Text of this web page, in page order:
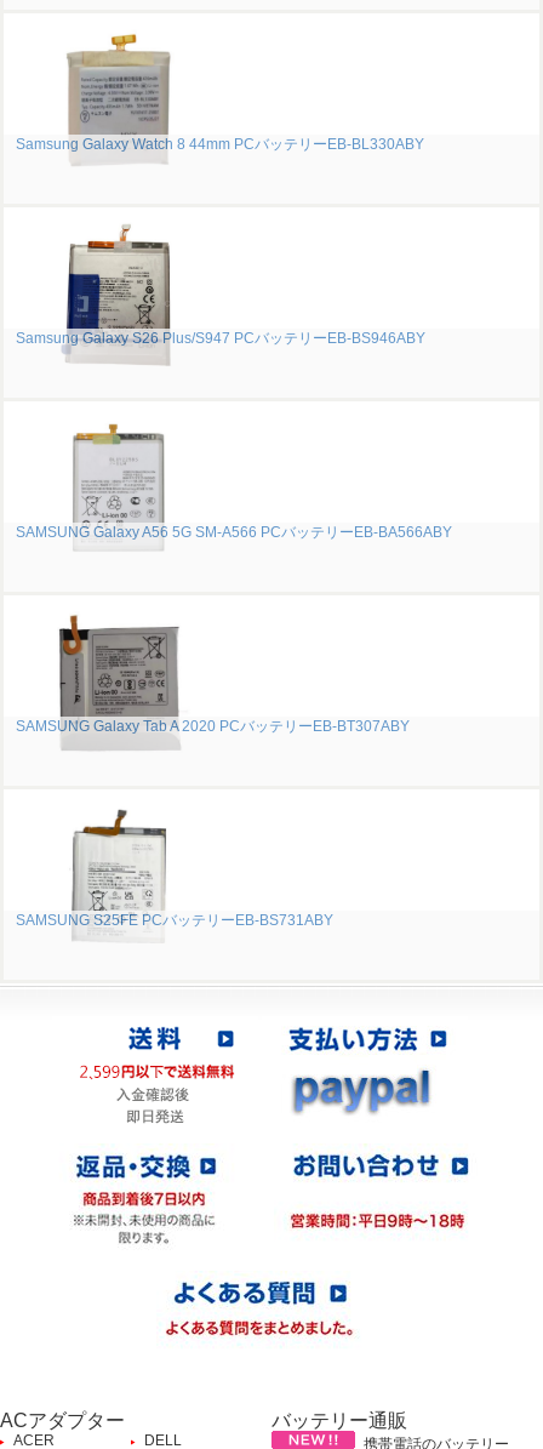
Samsung Galaxy Watch 8 44mm PCバッテリーEB-BL330ABY
Samsung Galaxy S26 Plus/S947 PCバッテリーEB-BS946ABY
SAMSUNG Galaxy A56 5G SM-A566 PCバッテリーEB-BA566ABY
SAMSUNG Galaxy Tab A 2020 PCバッテリーEB-BT307ABY
SAMSUNG S25FE PCバッテリーEB-BS731ABY
ACアダプター
ACER DELL
バッテリー通販
携帯電話のバッテリー